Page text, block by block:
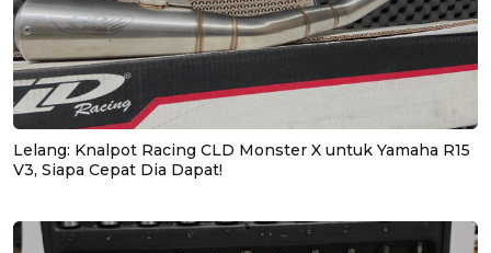
Lelang: Knalpot Racing CLD Monster X untuk Yamaha R15
V3, Siapa Cepat Dia Dapat!